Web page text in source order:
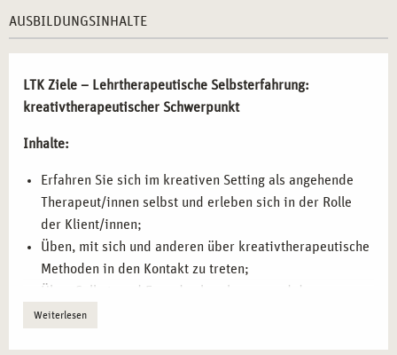
wertvollen Ergänzung für Berufstätige, die ihre
LEHRTHERAPEUTISCHER SELBSTERFAHRUNG
SCHWERPUNKT IN FRANKFURT
Diese praxisorientierte Weiterbildung ermöglicht es Ihnen,
durch kreative Methoden tiefere Selbsterkenntnis zu
erlangen und Ihre therapeutischen Fähigkeiten zu
reflektieren:
selbst in der Rolle der Klient*innen und reflektieren Sie
AUSBILDUNGSINHALTE
LTK Ziele – Lehrtherapeutische Selbsterfahrung:
kreativtherapeutischer Schwerpunkt
Inhalte:
Erfahren Sie sich im kreativen Setting als angehende
Therapeut/innen selbst und erleben sich in der Rolle
der Klient/innen;
Üben, mit sich und anderen über kreativtherapeutische
Methoden in den Kontakt zu treten;
Üben Selbst- und Fremdwahrnehmung und deren
Artikulation und Beschreibung;
Weiterlesen